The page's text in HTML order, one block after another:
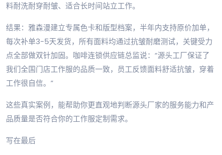
料耐洗耐穿耐皱、适合长时间站立工作。
结果：雅森漫建立专属色卡和版型档案，半年内支持原价加单，
每次补单3-5天发货，所有面料均通过抗皱耐磨测试，关键受力
点全部做双针加固。咖啡连锁供应链总监说：“源头工厂保证了
我们全国门店工作服的品质一致，员工反馈面料舒适抗皱，穿着
工作很自信。”
这些真实案例，能帮助你更直观地判断源头厂家的服务能力和产
品质量是否符合你的工作服定制需求。
写在最后